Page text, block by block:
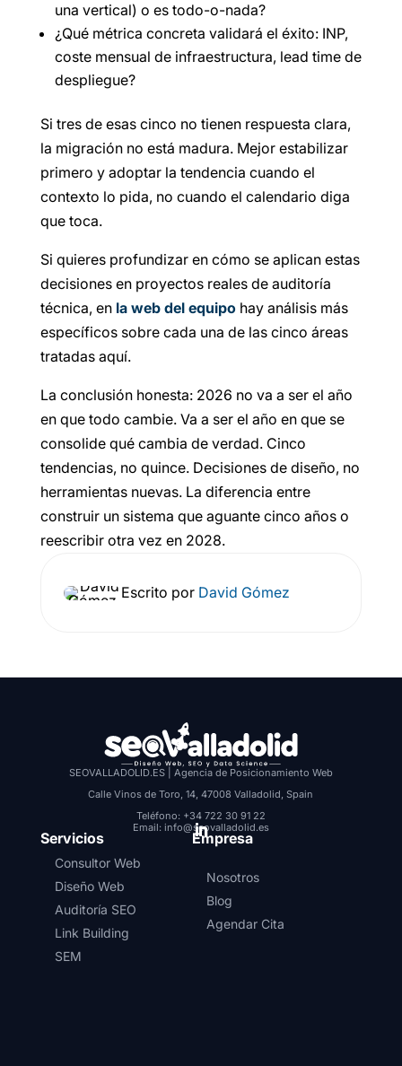
una vertical) o es todo-o-nada?
¿Qué métrica concreta validará el éxito: INP,
coste mensual de infraestructura, lead time de
despliegue?
Si tres de esas cinco no tienen respuesta clara,
la migración no está madura. Mejor estabilizar
primero y adoptar la tendencia cuando el
contexto lo pida, no cuando el calendario diga
que toca.
Si quieres profundizar en cómo se aplican estas
decisiones en proyectos reales de auditoría
técnica, en la web del equipohay análisis más
específicos sobre cada una de las cinco áreas
tratadas aquí.
La conclusión honesta: 2026 no va a ser el año
en que todo cambie. Va a ser el año en que se
consolide qué cambia de verdad. Cinco
tendencias, no quince. Decisiones de diseño, no
herramientas nuevas. La diferencia entre
construir un sistema que aguante cinco años o
reescribir otra vez en 2028.
Escrito por David Gómez
SEOVALLADOLID.ES | Agencia de Posicionamiento Web
Calle Vinos de Toro, 14, 47008 Valladolid, Spain
Teléfono: +34 722 30 91 22
Email: info@seovalladolid.es
Servicios
Consultor Web
Diseño Web
Auditoría SEO
Link Building
SEM
Empresa
Nosotros
Blog
Agendar Cita